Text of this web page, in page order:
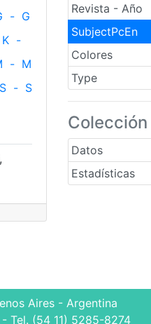
Revista - Año
SubjectPcEn
Colores
Type
Colección
Datos
Estadísticas
- G
K -
- M
S - S
Aires - Argentina
Tel. (54 11) 5285-8274